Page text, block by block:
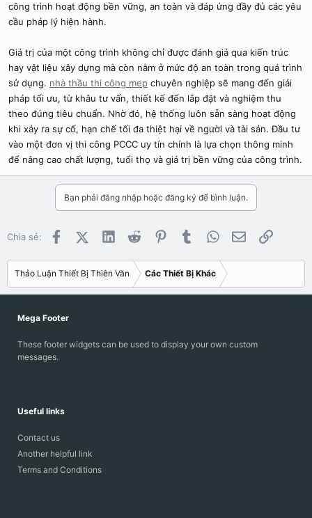
công trình hoạt động bền vững, an toàn và đáp ứng đầy đủ các yêu
cầu pháp lý hiện hành.
Giá trị của một công trình không chỉ được đánh giá qua kiến trúc
hay vật liệu xây dựng mà còn nằm ở mức độ an toàn trong quá trình
sử dụng. nhà thầu thi công mep chuyên nghiệp sẽ mang đến giải
pháp tối ưu, từ khâu tư vấn, thiết kế đến lắp đặt và nghiệm thu
theo đúng tiêu chuẩn. Nhờ đó, hệ thống luôn sẵn sàng hoạt động
khi xảy ra sự cố, hạn chế tối đa thiệt hại về người và tài sản. Đầu tư
vào một đơn vị thi công PCCC uy tín chính là lựa chọn thông minh
để nâng cao chất lượng, tuổi thọ và giá trị bền vững của công trình.
Bạn phải đăng nhập hoặc đăng ký để bình luận.
Chia sẻ: FacebookX (Twitter)
LinkedInReddit PinterestTumblrWhatsApp
Email Link
Thảo Luận Thiết Bị Thiên Văn Các Thiết Bị Khác
Mega Footer
These footer widgets can be used to display your own custom
messages.
Useful links
Contact us
Another helpful link
Terms and Conditions